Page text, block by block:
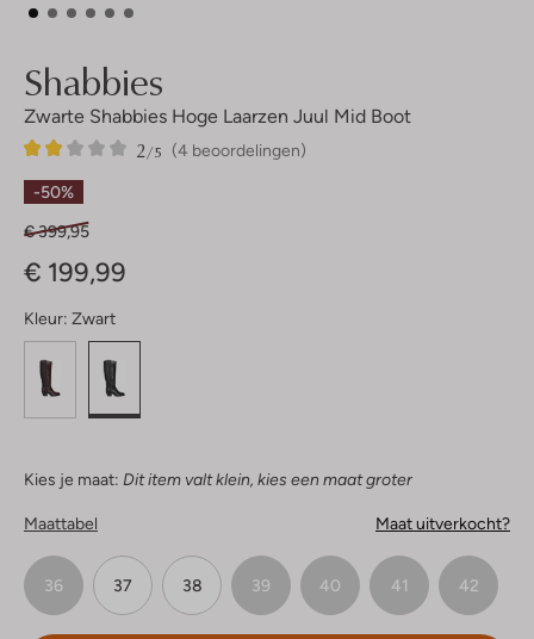
Shabbies
Zwarte Shabbies Hoge Laarzen Juul Mid Boot
(4 beoordelingen)
2/5
4
2
Sterren
-50%
€ 399,95
€ 199,99
Kleur: Zwart
Kies je maat: Dit item valt klein, kies een maat groter
Maattabel Maat uitverkocht?
36 37 38 39 40 41 42